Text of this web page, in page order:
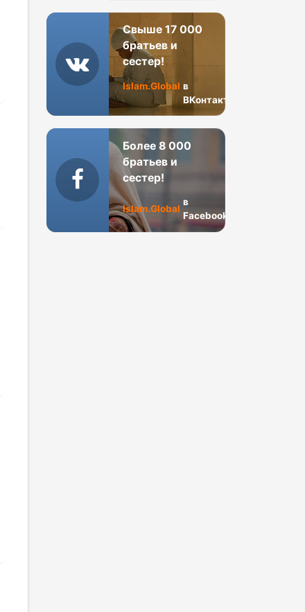
Свыше 17 000
братьев и
сестер!
Islam.Global в
ВКонтакте
Более 8 000
братьев и
сестер!
Islam.Global
в
Facebook